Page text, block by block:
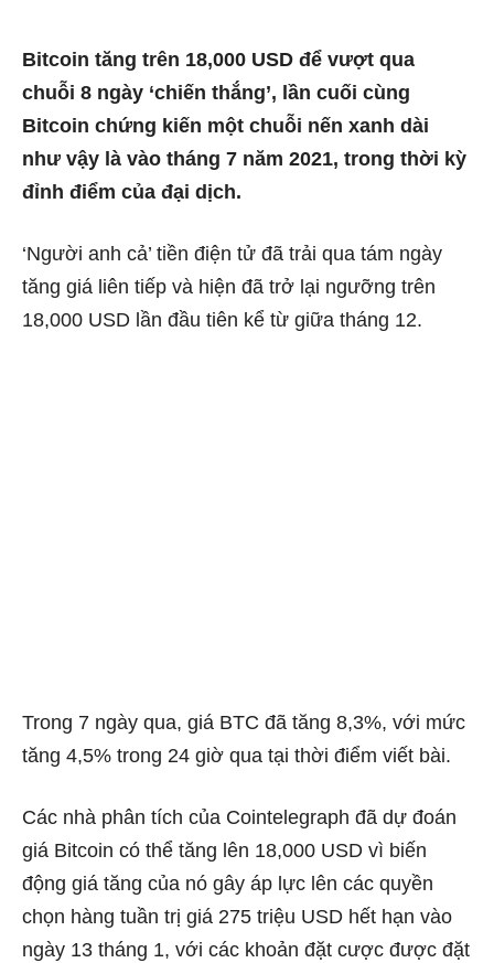
Bitcoin tăng trên 18,000 USD để vượt qua
chuỗi 8 ngày ‘chiến thắng’, lần cuối cùng
Bitcoin chứng kiến ​​một chuỗi nến xanh dài
như vậy là vào tháng 7 năm 2021, trong thời kỳ
đỉnh điểm của đại dịch.
‘Người anh cả’ tiền điện tử đã trải qua tám ngày
tăng giá liên tiếp và hiện đã trở lại ngưỡng trên
18,000 USD lần đầu tiên kể từ giữa tháng 12.
Trong 7 ngày qua, giá BTC đã tăng 8,3%, với mức
tăng 4,5% trong 24 giờ qua tại thời điểm viết bài.
Các nhà phân tích của Cointelegraph đã dự đoán
giá Bitcoin có thể tăng lên 18,000 USD vì biến
động giá tăng của nó gây áp lực lên các quyền
chọn hàng tuần trị giá 275 triệu USD hết hạn vào
ngày 13 tháng 1, với các khoản đặt cược được đặt